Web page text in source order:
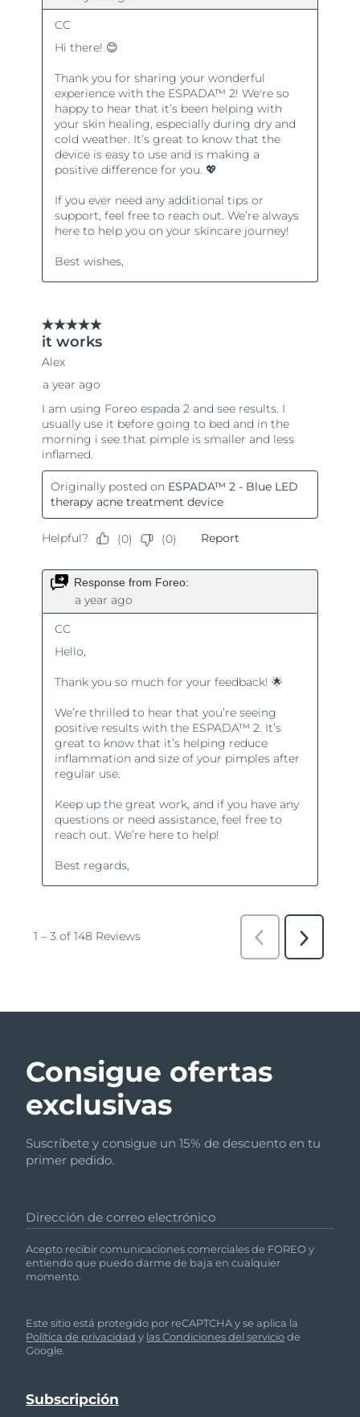
Consigue ofertas
exclusivas
Suscríbete y consigue un 15% de descuento en tu
primer pedido.
Dirección de correo electrónico
Acepto recibir comunicaciones comerciales de FOREO y
entiendo que puedo darme de baja en cualquier
momento.
Este sitio está protegido por reCAPTCHA y se aplica la
Política de privacidad y las Condiciones del serviciode
Google.